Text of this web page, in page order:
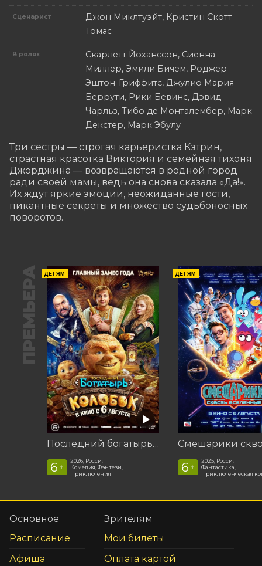
Сценарист
Джон Миклтуэйт, Кристин Скотт
Томас
В ролях
Скарлетт Йоханссон, Сиенна
Миллер, Эмили Бичем, Роджер
Эштон-Гриффитс, Джулио Мария
Беррути, Рики Бевинс, Дэвид
Чарльз, Тибо де Монталембер, Марк
Декстер, Марк Эбулу
Три сестры — строгая карьеристка Кэтрин,
страстная красотка Виктория и семейная тихоня
Джорджина — возвращаются в родной город
ради своей мамы, ведь она снова сказала «Да!».
Их ждут яркие эмоции, неожиданные гости,
пикантные секреты и множество судьбоносных
поворотов.
ПРЕМЬЕРА ДЕТЯМ
Последний богатырь. Колобок
6 +
2026, Россия
Комедия, Фэнтези,
Приключения
ДЕТЯМ
6 +
2025, Россия
Фантастика,
Приключенческая
Основное
Расписание
Афиша
Зрителям
Мои билеты
Оплата картой